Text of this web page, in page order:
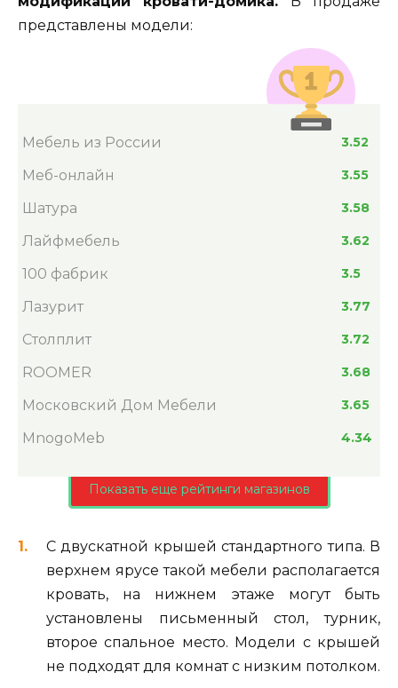
представлены модели:
Мебель из России 3.52
Меб-онлайн 3.55
Шатура 3.58
Лайфмебель 3.62
100 фабрик 3.5
Лазурит 3.77
Столплит 3.72
ROOMER 3.68
Московский Дом Мебели 3.65
MnogoMeb 4.34
Показать еще рейтинги магазинов
С двускатной крышей стандартного типа. В
верхнем ярусе такой мебели располагается
кровать, на нижнем этаже могут быть
установлены письменный стол, турник,
второе спальное место. Модели с крышей
не подходят для комнат с низким потолком.